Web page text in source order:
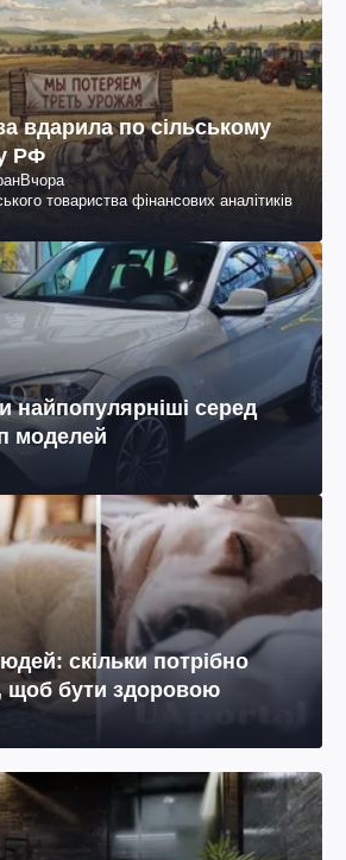
вдарила по сільському
РФ
Вчора
товариства фінансових аналітиків
найпопулярніші серед
моделей
скільки потрібно
щоб бути здоровою